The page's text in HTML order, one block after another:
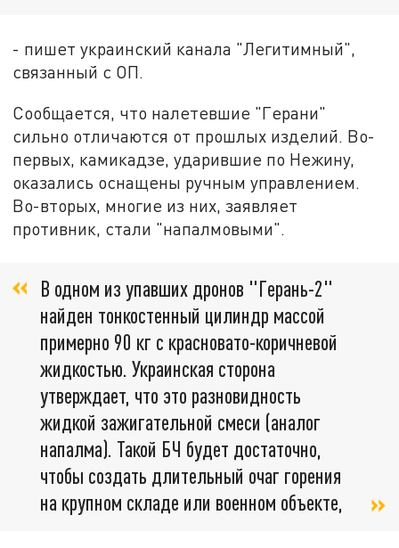
- пишет украинский канала "Легитимный",
связанный с ОП.
Сообщается, что налетевшие "Герани"
сильно отличаются от прошлых изделий. Во-
первых, камикадзе, ударившие по Нежину,
оказались оснащены ручным управлением.
Во-вторых, многие из них, заявляет
противник, стали "напалмовыми".
В одном из упавших дронов "Герань-2"
найден тонкостенный цилиндр массой
примерно 90 кг с красновато-коричневой
жидкостью. Украинская сторона
утверждает, что это разновидность
жидкой зажигательной смеси (аналог
напалма). Такой БЧ будет достаточно,
чтобы создать длительный очаг горения
на крупном складе или военном объекте,